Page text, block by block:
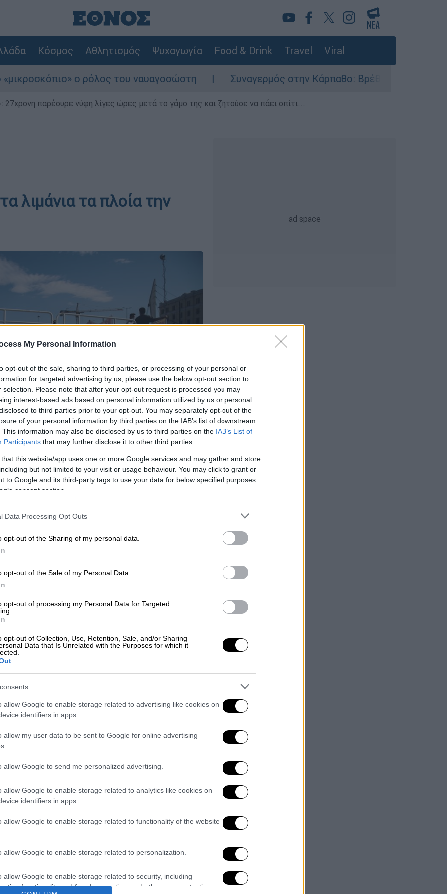
My Personal Information
opt-out of the sale, sharing to third parties, or processing of your personal or
for targeted advertising by us, please use the below opt-out section to
selection. Please note that after your opt-out request is processed you may
interest-based ads based on personal information utilized by us or personal
to third parties prior to your opt-out. You may separately opt-out of the
of your personal information by third parties on the IAB’s list of downstream
This information may also be disclosed by us to third parties on the IAB’s List of
Participants that may further disclose it to other third parties.
that this website/app uses one or more Google services and may gather and store
but not limited to your visit or usage behaviour. You may click to grant or
to Google and its third-party tags to use your data for below specified purposes
consent section.
Data Processing Opt Outs
opt-out of the Sharing of my personal data.
opt-out of the Sale of my Personal Data.
opt-out of processing my Personal Data for Targeted
opt-out of Collection, Use, Retention, Sale, and/or Sharing
Data that Is Unrelated with the Purposes for which it
allow Google to enable storage related to advertising like cookies on
identifiers in apps.
allow my user data to be sent to Google for online advertising
allow Google to send me personalized advertising.
allow Google to enable storage related to analytics like cookies on
identifiers in apps.
allow Google to enable storage related to functionality of the website
allow Google to enable storage related to personalization.
allow Google to enable storage related to security, including
functionality and fraud prevention, and other user protection.
Κόσμος Αθλητισμός Ψυχαγωγία Food & Drink Travel Viral
ο ρόλος του ναυαγοσώστη Συναγερμός στην Κάρπαθο: Βρέθηκαν παλιά
παρέσυρε νύφη λίγες ώρες μετά το γάμο της και ζητούσε να πάει σπίτι...
λιμάνια τα πλοία την
τα πλοία την ερχόμενη
αποφάσισε τη συμμετοχή της στην
είναι πανελλαδική.
από ειδικότητες και διαχωρισμούς,
με αξιοπρεπείς όρους εργασίας
υγιεινό περιβάλλον. Αυτοί, εξάλλου,
εγκρίθηκε από το πρόσφατο Γενικό μας
μας για το 2022.» αναφέρεται στην
ζητεί την κατάργηση του νόμου για
πλοίων και να επανακαθοριστεί ο
τις πραγματικές ανάγκες των πλοίων
η ασφάλεια των δρομολογίων, των
των ταχυπλόων, με ρητή πρόβλεψη
ώστε να τηρούνται πιστά τα όρια και οι
και σε εβδομαδιαία βάση, είναι κύρια
μέτρων για την άμεση αντιμετώπιση και
εργασίας με ταυτόχρονη καθιέρωση
και προστασίας των ανέργων
επιδόματος ανεργίας και